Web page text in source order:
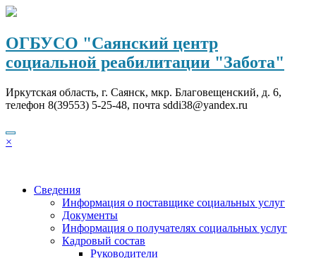
Перейти
содержимому
ОГБУСО "Саянский центр
социальной реабилитации "Забота"
Иркутская область, г. Саянск, мкр. Благовещенский, д. 6,
телефон 8(39553) 5-25-48, почта sddi38@yandex.ru
×
Сведения
Информация о поставщике социальных услуг
Документы
Информация о получателях социальных услуг
Кадровый состав
Руководители